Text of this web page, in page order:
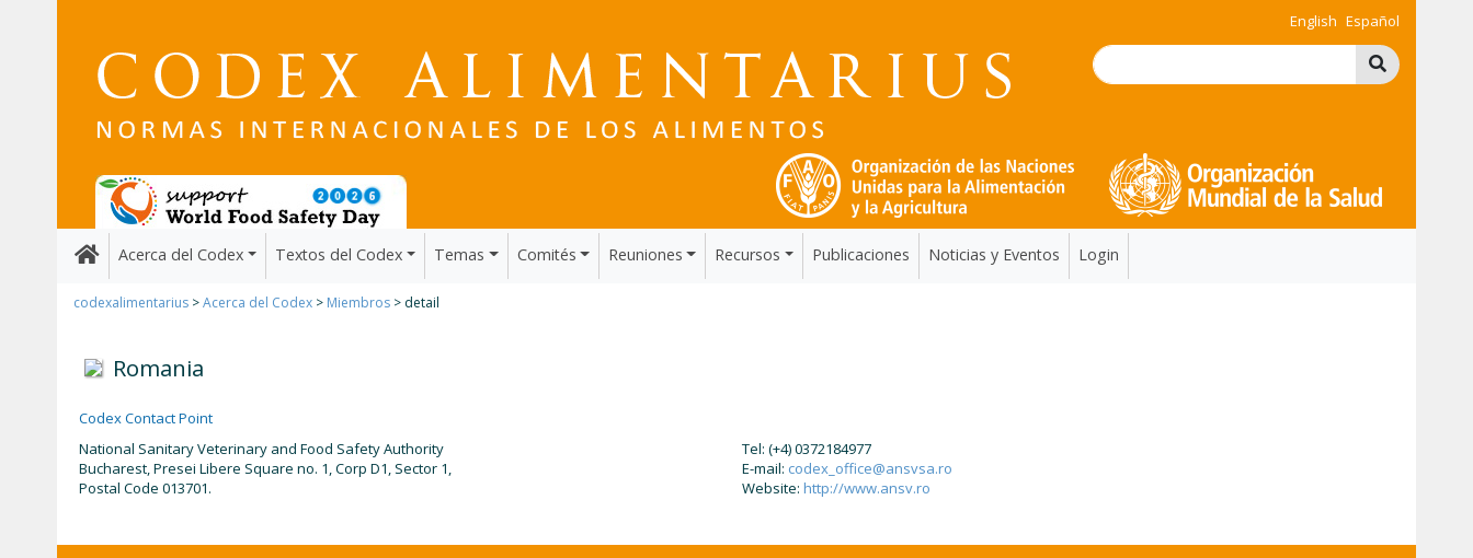
English Español
Acerca del Codex Textos del Codex Temas Comités Reuniones Recursos Publicaciones Noticias y Eventos Login
codexalimentarius >Acerca del Codex > Miembros > detail
Romania
Codex Contact Point
National Sanitary Veterinary and Food Safety Authority
Bucharest, Presei Libere Square no. 1, Corp D1, Sector 1,
Postal Code 013701.
Tel: (+4) 0372184977
E-mail: codex_office@ansvsa.ro
Website: http://www.ansv.ro